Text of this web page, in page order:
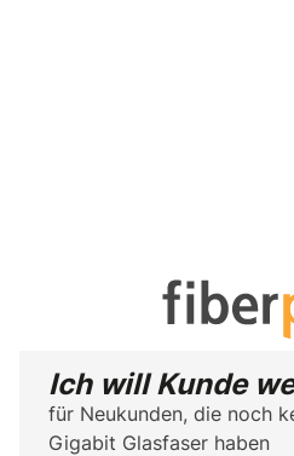
Ich will Kunde
für Neukunden, die noch
Gigabit Glasfaser haben